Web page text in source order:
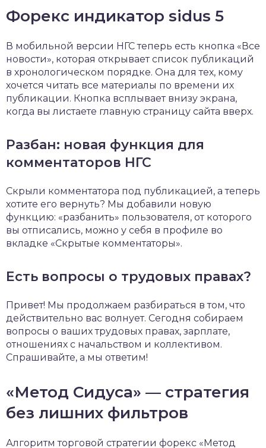
Форекс индикатор sidus 5
В мобильной версии НГС теперь есть кнопка «Все
новости», которая открывает список публикаций
в хронологическом порядке. Она для тех, кому
хочется читать все материалы по времени их
публикации. Кнопка всплывает внизу экрана,
когда вы листаете главную страницу сайта вверх.
Разбан: новая функция для
комментаторов НГС
Скрыли комментатора под публикацией, а теперь
хотите его вернуть? Мы добавили новую
функцию: «разбанить» пользователя, от которого
вы отписались, можно у себя в профиле во
вкладке «Скрытые комментаторы».
Есть вопросы о трудовых правах?
Привет! Мы продолжаем разбираться в том, что
действительно вас волнует. Сегодня собираем
вопросы о ваших трудовых правах, зарплате,
отношениях с начальством и коллективом.
Спрашивайте, а мы ответим!
«Метод Сидуса» — стратегия
без лишних фильтров
Алгоритм торговой стратегии форекс «Метод